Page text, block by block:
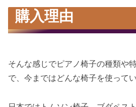
購入理由
そんな感じでピアノ椅子の種類や
で、今まではどんな椅子を使って